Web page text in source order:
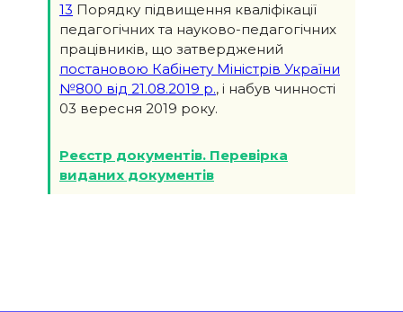
13 Порядку підвищення кваліфікації
педагогічних та науково-педагогічних
працівників, що затверджений
постановою Кабінету Міністрів України
№800 від 21.08.2019 р., і набув чинності
03 вересня 2019 року.
Реєстр документів. Перевірка
виданих документів